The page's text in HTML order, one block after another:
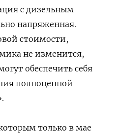
с дизельным
напряженная.
стоимости,
не изменится,
обеспечить себя
полноценной
только в мае